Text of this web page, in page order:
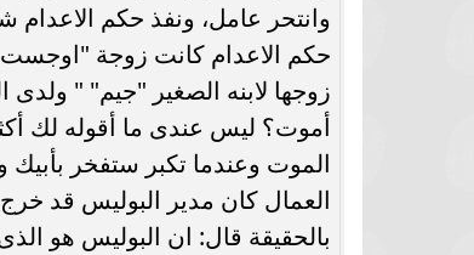
وانتحر عامل، ونفذ حكم الاعدام
حكم الاعدام كانت زوجة "اوجست
زوجها لابنه الصغير "جيم" "
أموت؟ ليس عندى ما أقوله لك
العمال كان مدير البوليس قد
بالحقيقة قال: ان البوليس هو
برشلونة يستعيد سلاحا مهما بعد صدمة
كأس العالم
موعد